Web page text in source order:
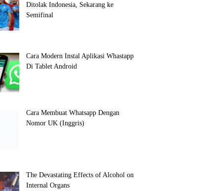
Ditolak Indonesia, Sekarang ke
Semifinal
Cara Modern Instal Aplikasi Whastapp
Di Tablet Android
Cara Membuat Whatsapp Dengan
Nomor UK (Inggris)
The Devastating Effects of Alcohol on
Internal Organs